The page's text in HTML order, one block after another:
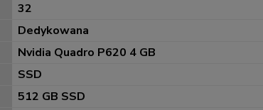
32
Dedykowana
Nvidia Quadro P620 4 GB
SSD
512 GB SSD